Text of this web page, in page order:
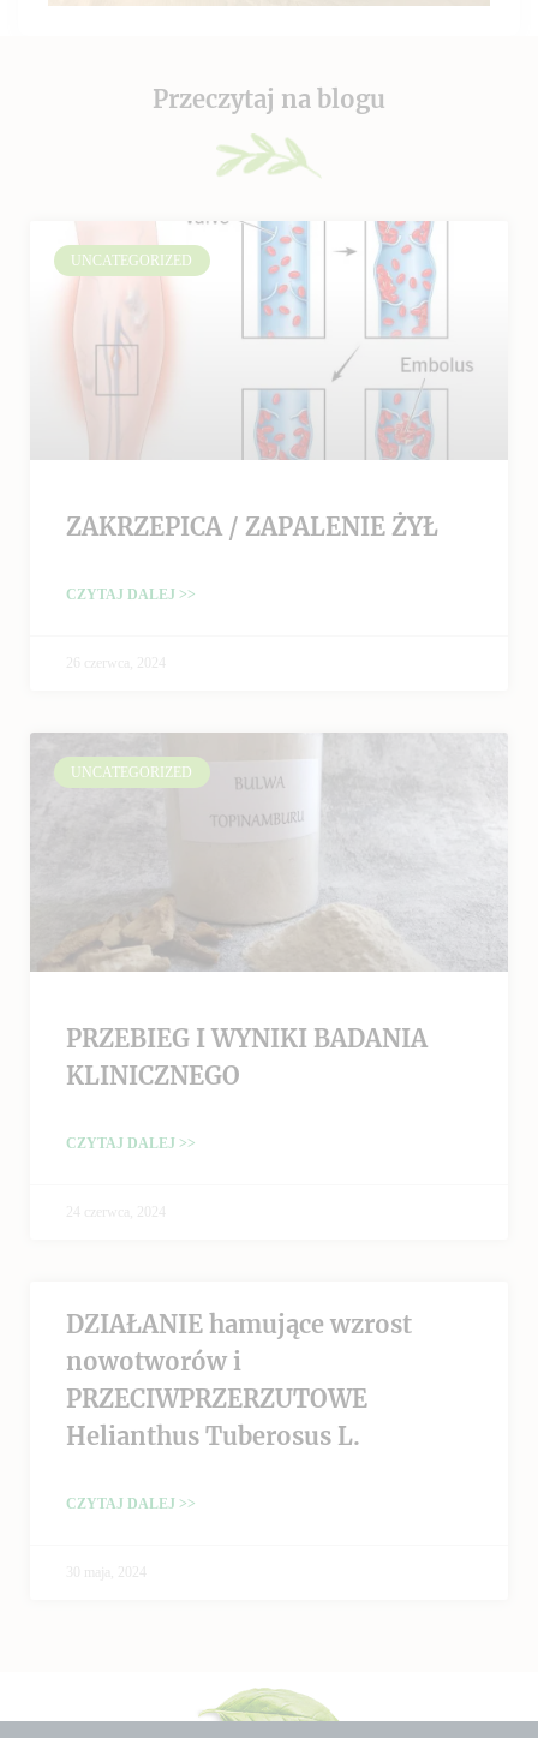
Przeczytaj na blogu
UNCATEGORIZED
ZAKRZEPICA / ZAPALENIE ŻYŁ
CZYTAJ DALEJ >>
26 czerwca, 2024
UNCATEGORIZED
PRZEBIEG I WYNIKI BADANIA
KLINICZNEGO
CZYTAJ DALEJ >>
24 czerwca, 2024
DZIAŁANIE hamujące wzrost
nowotworów i
PRZECIWPRZERZUTOWE
Helianthus Tuberosus L.
CZYTAJ DALEJ >>
30 maja, 2024